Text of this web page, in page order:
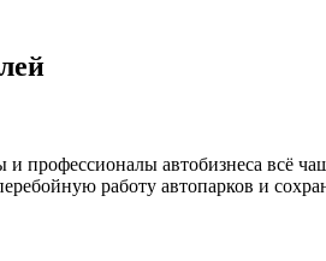
профессионалы автобизнеса всё
работу автопарков и